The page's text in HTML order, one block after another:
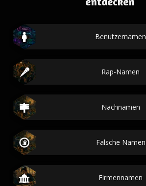
Benutzernamen
Rap-Namen
Nachnamen
Falsche Namen
Firmennamen